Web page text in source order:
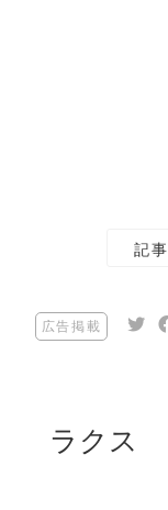
記事
広告掲載
ラクス